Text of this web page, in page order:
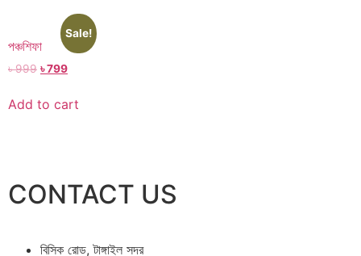
Sale!
পঞ্চশিফা
৳999 ৳799
Add to cart
CONTACT US
বিসিক রোড, টাঙ্গাইল সদর